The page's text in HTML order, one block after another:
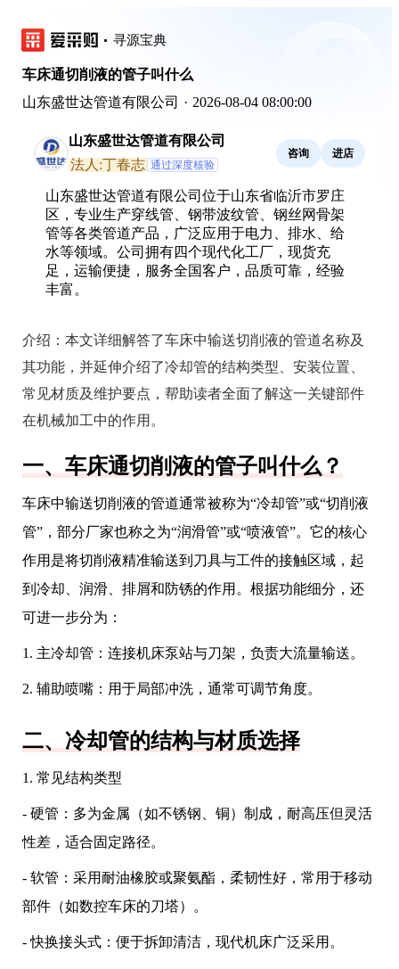
寻源宝典
车床通切削液的管子叫什么
山东盛世达管道有限公司 · 2026-08-04 08:00:00
山东盛世达管道有限公司
法人:丁春志 通过深度核验
咨询 进店
山东盛世达管道有限公司位于山东省临沂市罗庄
区，专业生产穿线管、钢带波纹管、钢丝网骨架
管等各类管道产品，广泛应用于电力、排水、给
水等领域。公司拥有四个现代化工厂，现货充
足，运输便捷，服务全国客户，品质可靠，经验
丰富。
介绍： 本文详细解答了车床中输送切削液的管道名称及
其功能，并延伸介绍了冷却管的结构类型、安装位置、
常见材质及维护要点，帮助读者全面了解这一关键部件
在机械加工中的作用。
一、车床通切削液的管子叫什么？
车床中输送切削液的管道通常被称为“冷却管”或“切削液
管”，部分厂家也称之为“润滑管”或“喷液管”。它的核心
作用是将切削液精准输送到刀具与工件的接触区域，起
到冷却、润滑、排屑和防锈的作用。根据功能细分，还
可进一步分为：
1. 主冷却管：连接机床泵站与刀架，负责大流量输送。
2. 辅助喷嘴：用于局部冲洗，通常可调节角度。
二、冷却管的结构与材质选择
1. 常见结构类型
- 硬管：多为金属（如不锈钢、铜）制成，耐高压但灵活
性差，适合固定路径。
- 软管：采用耐油橡胶或聚氨酯，柔韧性好，常用于移动
部件（如数控车床的刀塔）。
- 快换接头式：便于拆卸清洁，现代机床广泛采用。